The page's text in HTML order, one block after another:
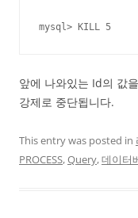
mysql> KILL 5
앞에 나와있는 Id의 값
강제로 중단됩니다.
This entry was posted in
PROCESS,Query,데이터